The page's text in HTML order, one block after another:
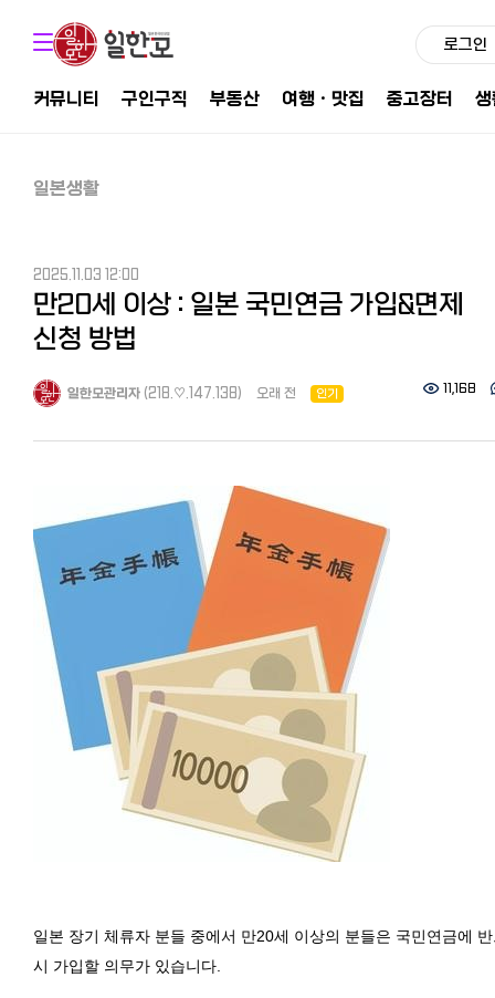
로그인
커뮤니티 구인구직 부동산 여행ㆍ맛집 중고장터
일본생활
2025.11.03 12:00
만20세 이상 : 일본 국민연금 가입&면제
신청 방법
일한모관리자 (218.♡.147.138) 오래 전 인기 11,168
일본 장기 체류자 분들 중에서 만20세 이상의 분들은 국민연금에
시 가입할 의무가 있습니다.